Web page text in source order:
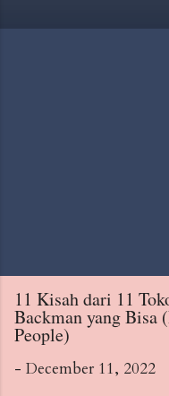
11 Kisah dari 11
Backman yang Bisa
People)
- December 11, 2022